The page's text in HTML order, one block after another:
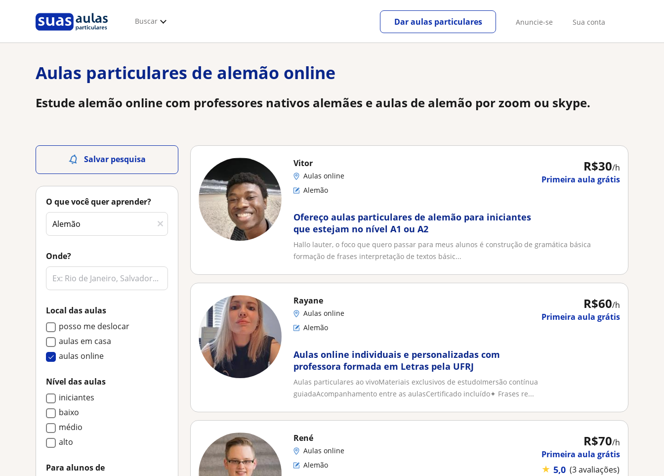
Buscar Anuncie-se Sua conta
Dar aulas particulares
Aulas particulares de alemão online
Estude alemão online com professores nativos alemães e aulas de alemão por zoom ou skype.
Salvar pesquisa
O que você quer aprender?
Onde?
Local das aulas
posso me deslocar
aulas em casa
aulas online
Nível das aulas
iniciantes
baixo
médio
alto
Para alunos de
R$30/h
Primeira aula grátis
Vitor
Aulas online
Alemão
Ofereço aulas particulares de alemão para iniciantes
que estejam no nível A1 ou A2
Hallo lauter, o foco que quero passar para meus alunos é construção de gramática básica
formação de frases interpretação de textos básic...
R$60/h
Primeira aula grátis
Rayane
Aulas online
Alemão
Aulas online individuais e personalizadas com
professora formada em Letras pela UFRJ
Aulas particulares ao vivoMateriais exclusivos de estudoImersão contínua
guiadaAcompanhamento entre as aulasCertificado incluído✦ Frases re...
R$70/h
Primeira aula grátis
★ 5,0 (3 avaliações)
René
Aulas online
Alemão